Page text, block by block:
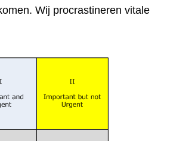
Wij procrastineren vitale